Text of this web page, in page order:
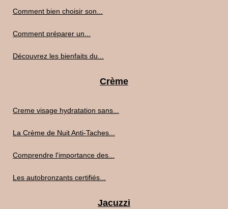
Comment bien choisir son...
Comment préparer un...
Découvrez les bienfaits du...
Crème
Creme visage hydratation sans...
La Crème de Nuit Anti-Taches...
Comprendre l'importance des...
Les autobronzants certifiés...
Jacuzzi